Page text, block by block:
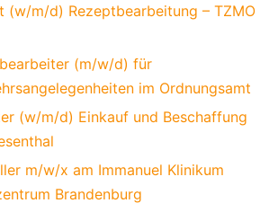
(w/m/d) Rezeptbearbeitung – TZMO
(m/w/d) für
im Ordnungsamt
(w/m/d) Einkauf und Beschaffung
m/w/x am Immanuel Klinikum
Brandenburg